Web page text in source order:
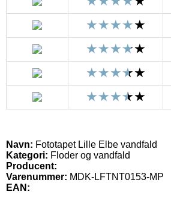
Navn: Fototapet Lille Elbe vandfald
Kategori: Floder og vandfald
Producent:
Varenummer: MDK-LFTNT0153-MP
EAN: